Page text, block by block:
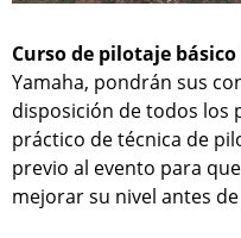
Curso de pilotaje básico
Yamaha, pondrán sus
disposición de todos los
práctico de técnica de
previo al evento para
mejorar su nivel antes